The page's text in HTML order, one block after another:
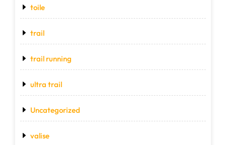
toile
trail
trail running
ultra trail
Uncategorized
valise